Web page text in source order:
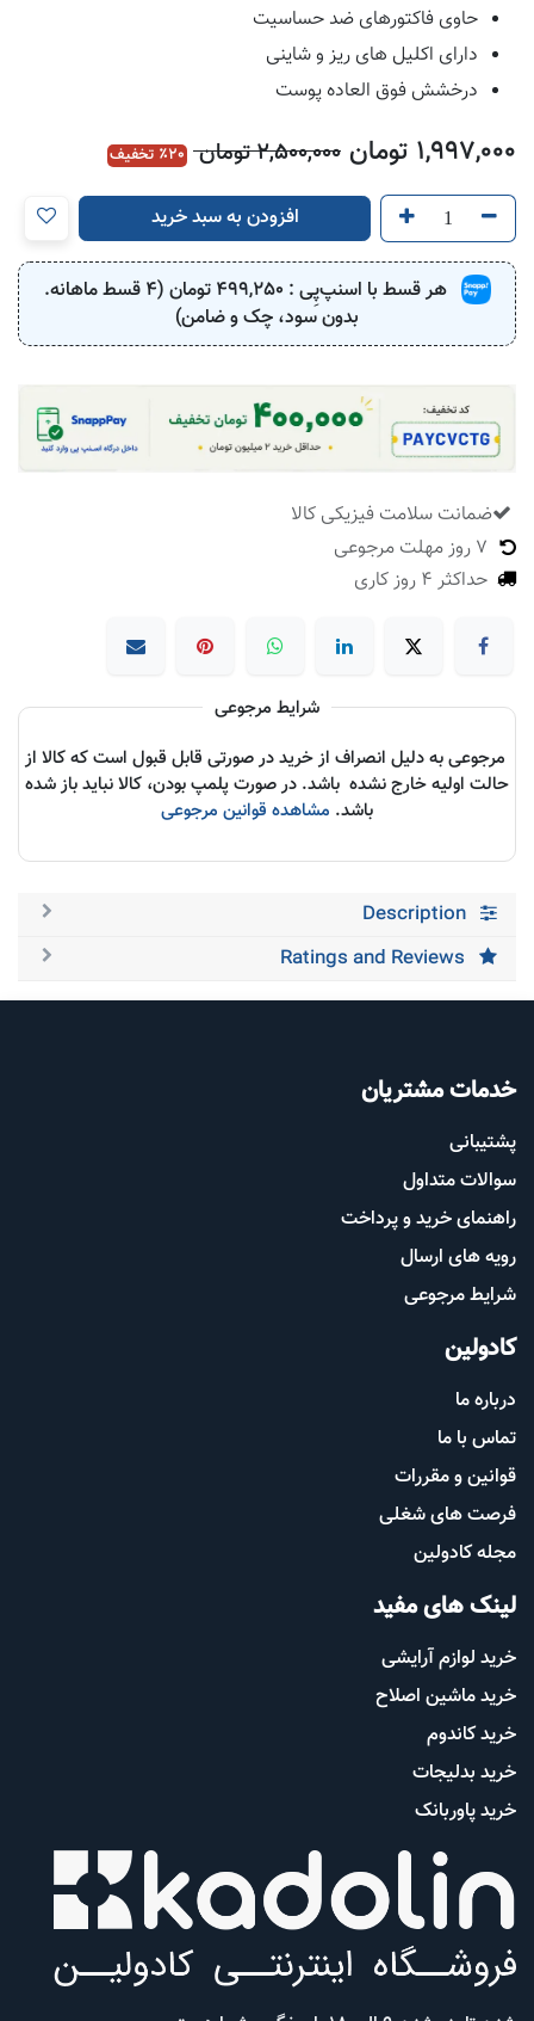
حاوی فاکتورهای ضد حساسیت
دارای اکلیل های ریز و شاینی
درخشش فوق العاده پوست
1,997,000 تومان 2,500,000تومان 20٪ تخفیف
افزودن به سبد خرید
هر قسط با اسنپ‌پِی : 499,250
تومان (4 قسط ماهانه.
بدون سود، چک و ضامن)
ضمانت سلامت فیزیکی کالا
حداکثر 4 روز کاری
شرایط مرجوعی
مرجوعی به دلیل انصراف از خرید در صورتی قابل قبول است که کالا از
حالت اولیه خارج نشده باشد. در صورت پلمپ بودن، کالا نباید باز شده
باشد. مشاهده قوانین مرجوعی
Description
Ratings and Reviews
خدمات مشتریان
پشتیب​​انی
سوالات متداول
راهنمای خرید و پرداخت
رویه های ارسال
شرایط مرجوعی
کادولین
درباره ما
تماس با ما
قوانین و مقررات
فرصت های شغلی
مجله کادولین
لینک های مفید
خرید لوازم آرایشی
خرید ماشین اصلاح
خرید کاندوم
خرید بدلیجات
خرید پاوربانک